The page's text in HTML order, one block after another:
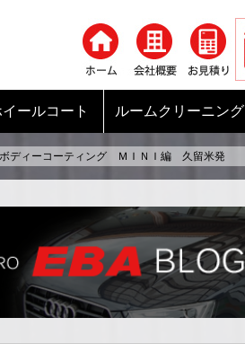
イールコート ルームクリーニング
ボディーコーティング ＭＩＮＩ編 久留米発